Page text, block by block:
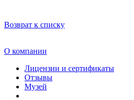
Возврат к списку
О компании
Лицензии и сертификаты
Отзывы
Музей